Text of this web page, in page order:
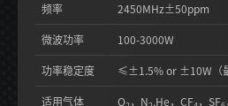
频率 2450MHz±50ppm
微波功率 100-3000W
功率稳定度 ≤±1.5% or ±10W（最
适用气体 O ，N ,He，CF ，SF